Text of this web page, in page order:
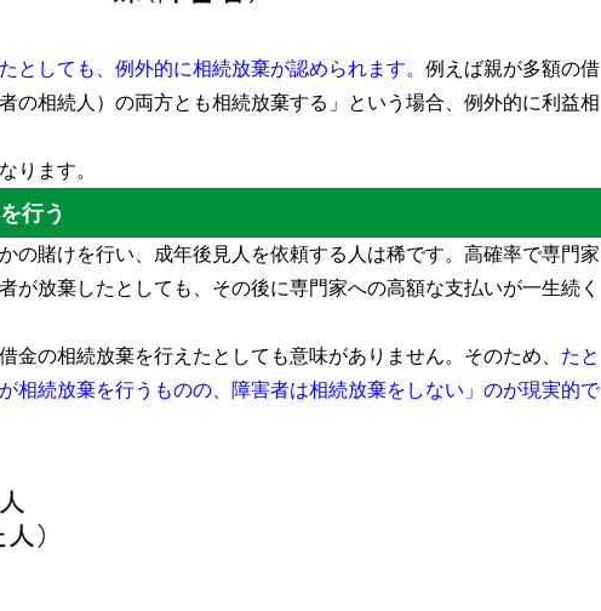
としても、例外的に相続放棄が認められます。 例えば親が多額の借
の相続人）の両方とも相続放棄する」という場合、例外的に利益相
ります。
行う
の賭けを行い、成年後見人を依頼する人は稀です。高確率で専門家
放棄したとしても、その後に専門家への高額な支払いが一生続く
の相続放棄を行えたとしても意味がありません。そのため、 たと
相続放棄を行うものの、障害者は相続放棄をしない」のが現実的で